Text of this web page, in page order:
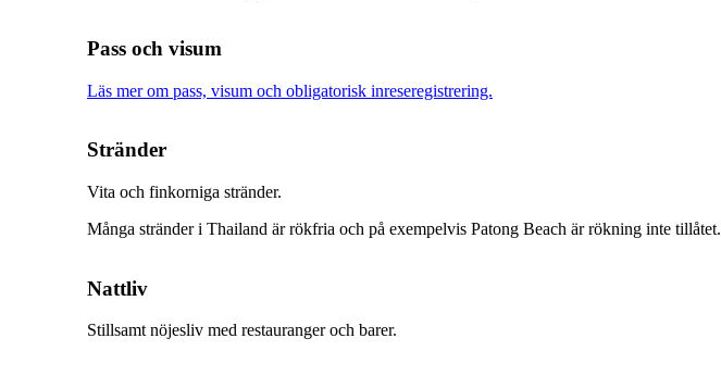
Pass och visum
Läs mer om pass, visum och obligatorisk inreseregistrering.
Stränder
Vita och finkorniga stränder.
Många stränder i Thailand är rökfria och på exempelvis Patong Beach är rökning inte tillåtet.
Nattliv
Stillsamt nöjesliv med restauranger och barer.